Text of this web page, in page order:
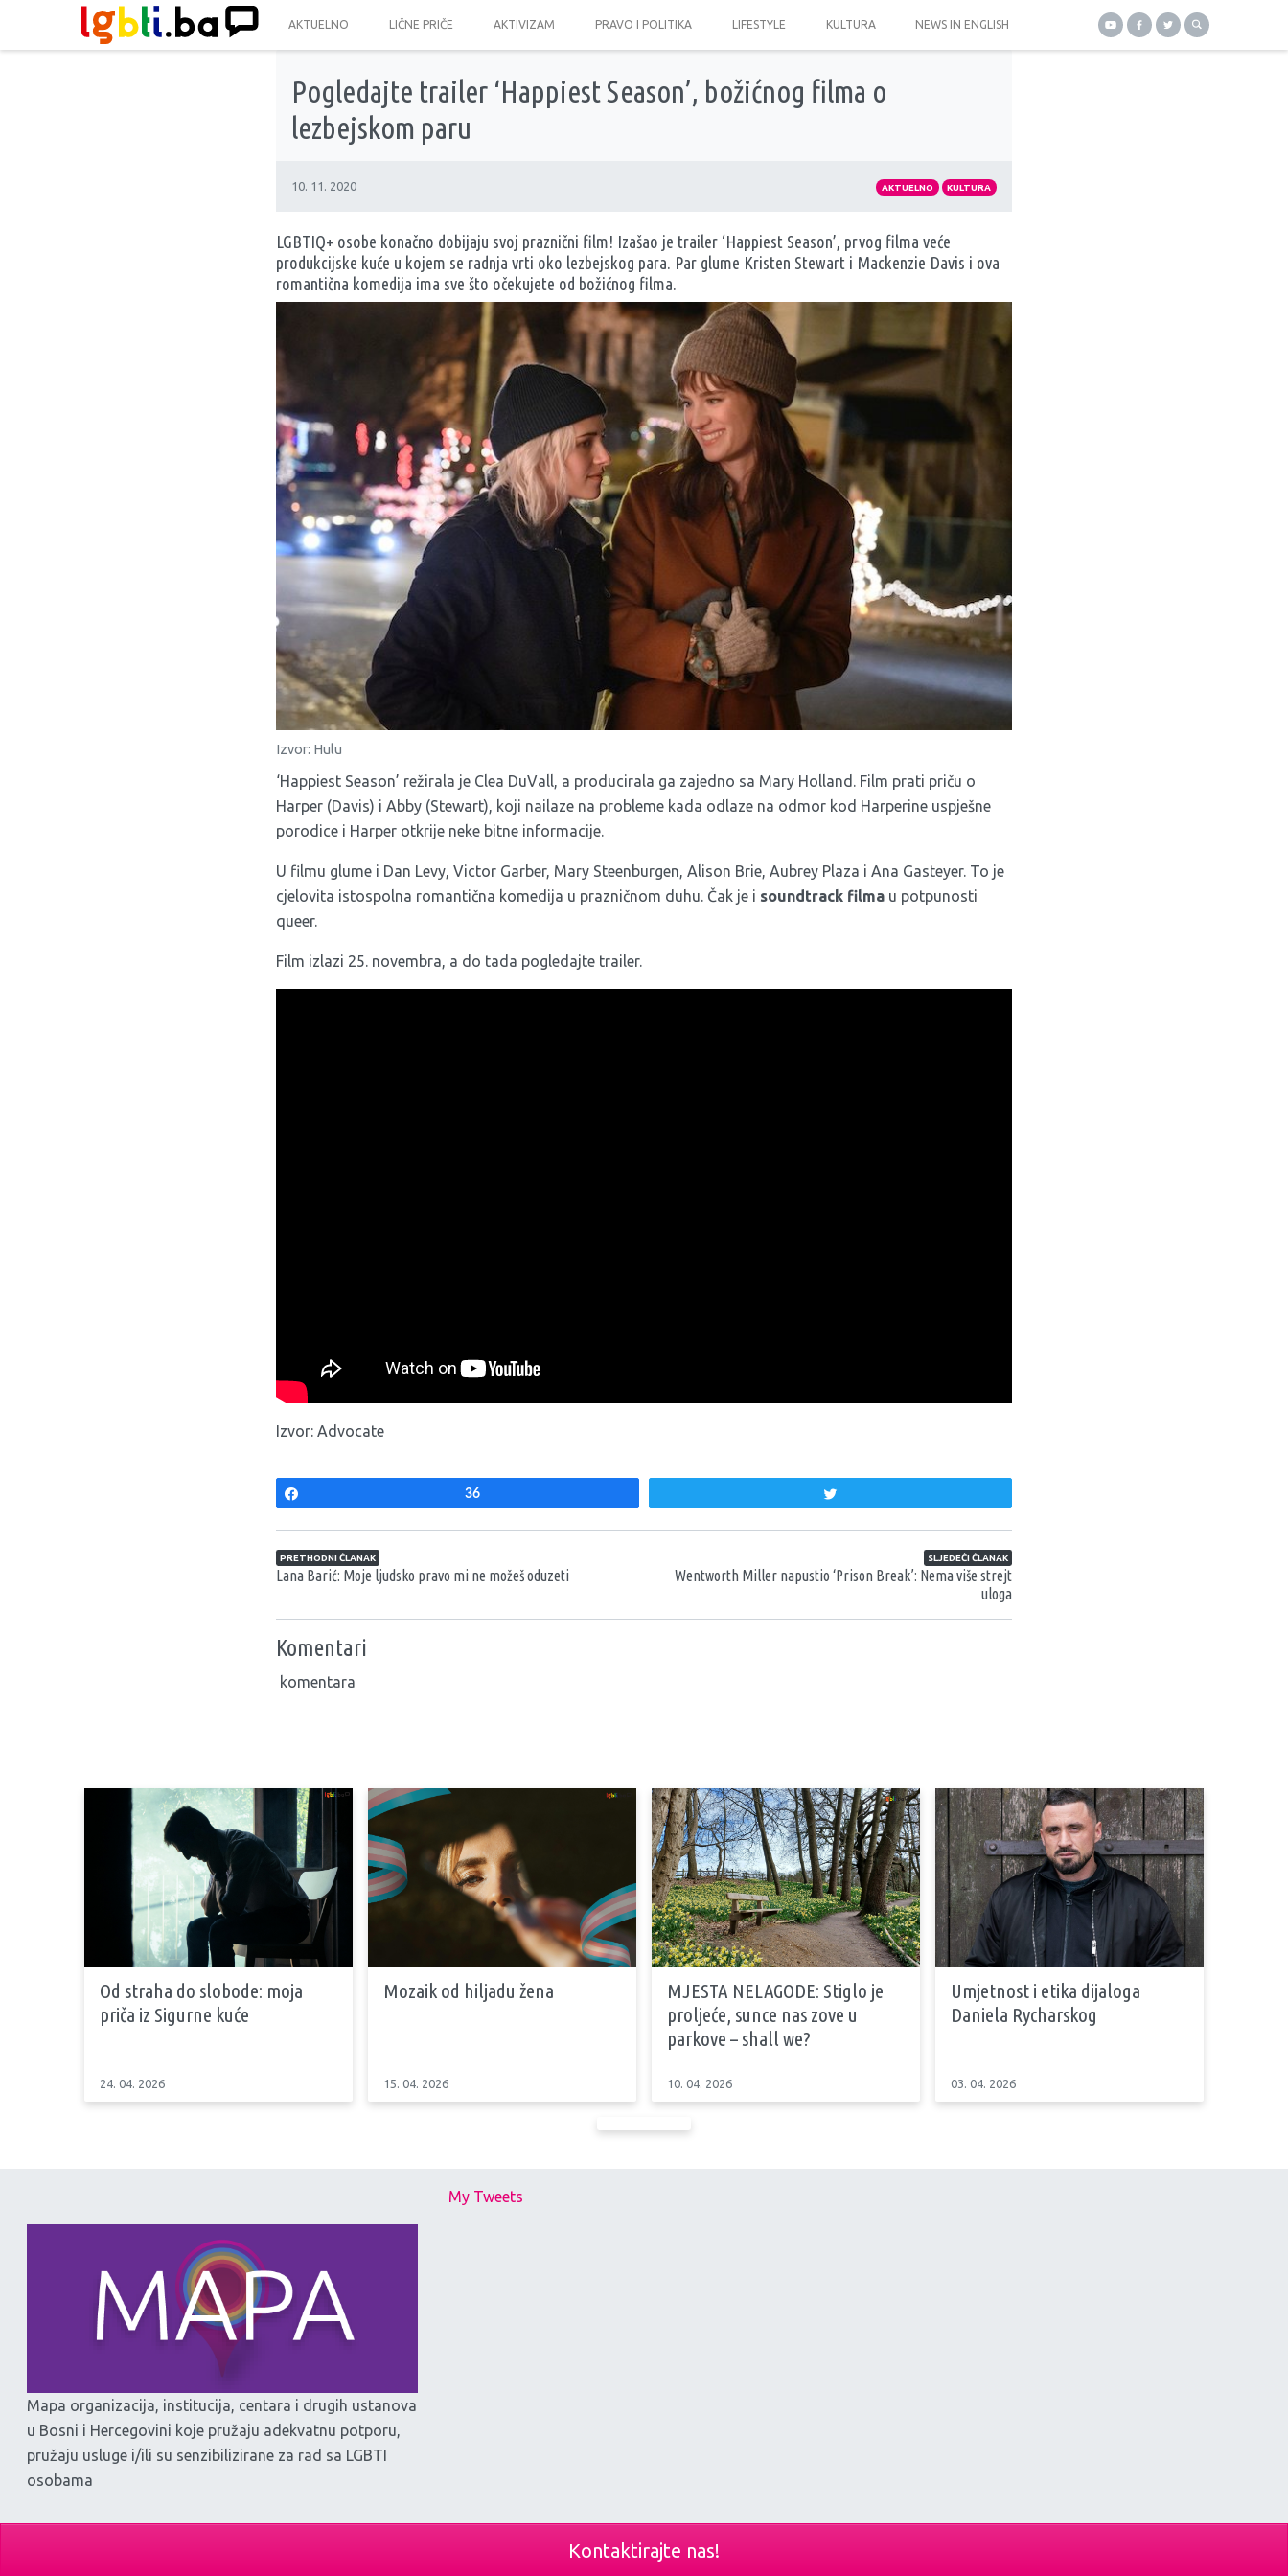
AKTUELNO LIČNE PRIČE AKTIVIZAM PRAVO I POLITIKA LIFESTYLE KULTURA NEWS IN ENGLISH
Pogledajte trailer ‘Happiest Season’, božićnog filma o
lezbejskom paru
10. 11. 2020 AKTUELNO KULTURA
LGBTIQ+ osobe konačno dobijaju svoj praznični film! Izašao je trailer ‘Happiest Season’, prvog filma veće
produkcijske kuće u kojem se radnja vrti oko lezbejskog para. Par glume Kristen Stewart i Mackenzie Davis i ova
romantična komedija ima sve što očekujete od božićnog filma.
Izvor: Hulu
‘Happiest Season’ režirala je Clea DuVall, a producirala ga zajedno sa Mary Holland. Film prati priču o
Harper (Davis) i Abby (Stewart), koji nailaze na probleme kada odlaze na odmor kod Harperine uspješne
porodice i Harper otkrije neke bitne informacije.
U filmu glume i Dan Levy, Victor Garber, Mary Steenburgen, Alison Brie, Aubrey Plaza i Ana Gasteyer. To je
cjelovita istospolna romantična komedija u prazničnom duhu. Čak je i soundtrack filma u potpunosti
queer.
Film izlazi 25. novembra, a do tada pogledajte trailer.
Izvor: Advocate
36
Navigacija članaka
PRETHODNI ČLANAK
Lana Barić: Moje ljudsko pravo mi ne možeš oduzeti
SLJEDEĆI ČLANAK
Wentworth Miller napustio ‘Prison Break’: Nema više strejt
uloga
Komentari
komentara
Od straha do slobode: moja
priča iz Sigurne kuće
24. 04. 2026
Mozaik od hiljadu žena
15. 04. 2026
MJESTA NELAGODE: Stiglo je
proljeće, sunce nas zove u
parkove – shall we?
10. 04. 2026
Umjetnost i etika dijaloga
Daniela Rycharskog
03. 04. 2026
Mapa organizacija, institucija, centara i drugih ustanova
u Bosni i Hercegovini koje pružaju adekvatnu potporu,
pružaju usluge i/ili su senzibilizirane za rad sa LGBTI
osobama
My Tweets
Kontaktirajte nas!